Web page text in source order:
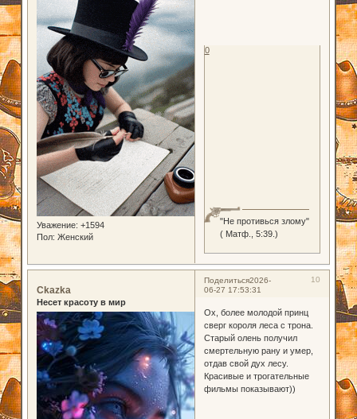
Уважение: +1594
Пол: Женский
"Не противься злому"
( Матф., 5:39.)
0
Поделиться 10
2026-
06-27 17:53:31
Ckazka
Несет красоту в мир
Ох, более молодой принц
сверг короля леса с трона.
Старый олень получил
смертельную рану и умер,
отдав свой дух лесу.
Красивые и трогательные
фильмы показывают))